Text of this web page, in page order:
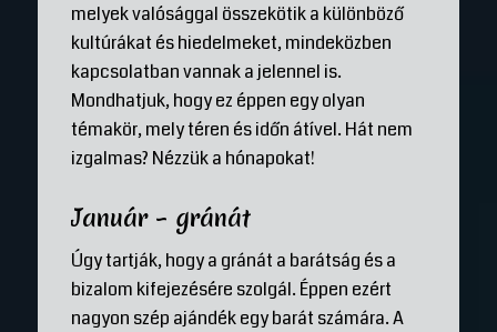
melyek valósággal összekötik a különböző
kultúrákat és hiedelmeket, mindeközben
kapcsolatban vannak a jelennel is.
Mondhatjuk, hogy ez éppen egy olyan
témakör, mely téren és időn átível. Hát nem
izgalmas? Nézzük a hónapokat!
Január – gránát
Úgy tartják, hogy a gránát a barátság és a
bizalom kifejezésére szolgál. Éppen ezért
nagyon szép ajándék egy barát számára. A